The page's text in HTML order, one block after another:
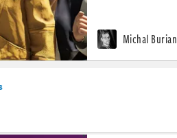
Michal Burian